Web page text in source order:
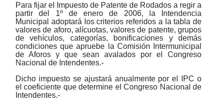
Para fijar el Impuesto de Patente de Rodados a regir a
partir del 1º de enero de 2006, la Intendencia
Municipal adoptará los criterios referidos a la tabla de
valores de aforo, alícuotas, valores de patente, grupos
de vehículos, categorías, bonificaciones y demás
condiciones que apruebe la Comisión Intermunicipal
de Aforos y que sean avalados por el Congreso
Nacional de Intendentes.-
Dicho impuesto se ajustará anualmente por el IPC o
el coeficiente que determine el Congreso Nacional de
Intendentes.-